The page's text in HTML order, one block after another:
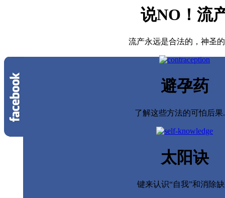
说NO！流
流产永远是合法的，神圣
避孕药
了解这些方法的可怕后果
太阳诀
键来认识“自我”和消除